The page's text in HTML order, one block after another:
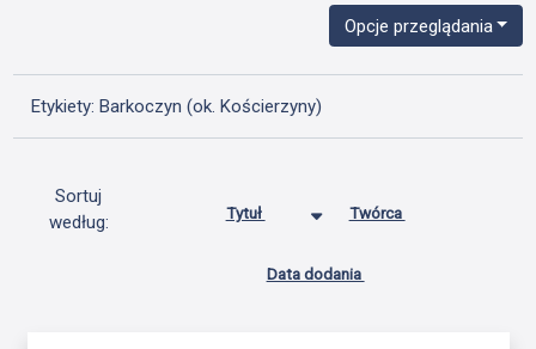
Opcje przeglądania
Etykiety: Barkoczyn (ok. Kościerzyny)
Sortuj
według:
Tytuł Twórca
Data dodania